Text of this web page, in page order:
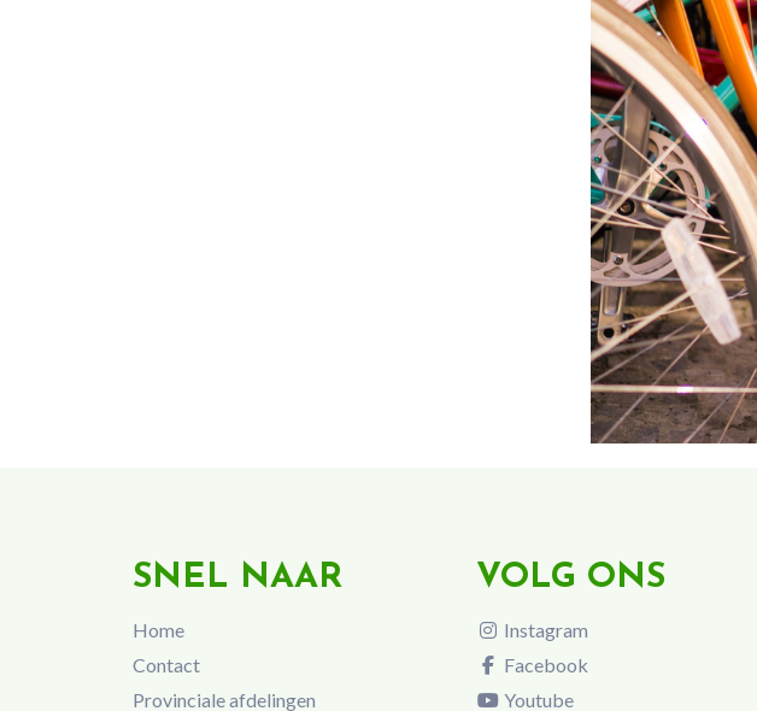
SNEL NAAR
Home
Contact
Provinciale afdelingen
VOLG ONS
Instagram
Facebook
Youtube